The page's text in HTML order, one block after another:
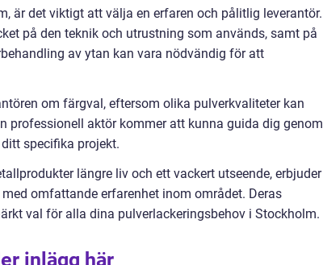
är det viktigt att välja en erfaren och pålitlig leverantör.
på den teknik och utrustning som används, samt på
av ytan kan vara nödvändig för att
om färgval, eftersom olika pulverkvaliteter kan
professionell aktör kommer att kunna guida dig genom
specifika projekt.
längre liv och ett vackert utseende, erbjuder
omfattande erfarenhet inom området. Deras
val för alla dina pulverlackeringsbehov i Stockholm.
inlägg här